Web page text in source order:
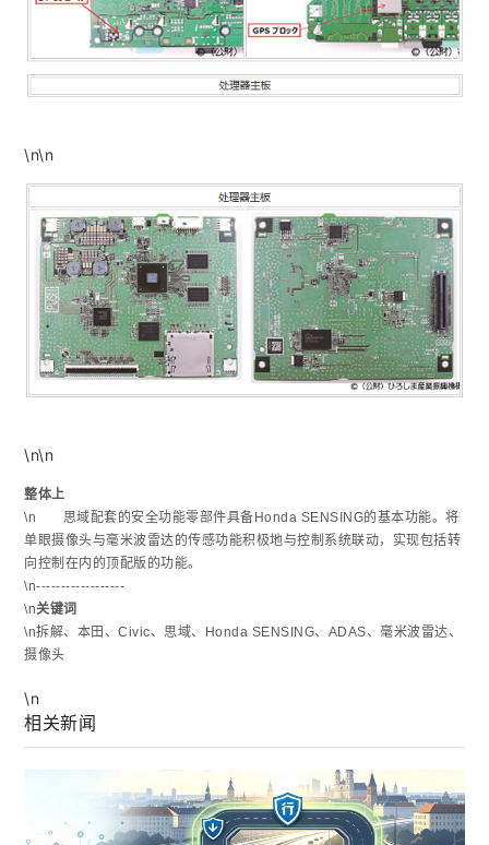
\n\n
\n\n
整体上
\n 思域配套的安全功能零部件具备Honda SENSING的基本功能。将
单眼摄像头与毫米波雷达的传感功能积极地与控制系统联动，实现包括转
向控制在内的顶配版的功能。
\n------------------
\n关键词
\n拆解、本田、Civic、思域、Honda SENSING、ADAS、毫米波雷达、
摄像头
\n
相关新闻